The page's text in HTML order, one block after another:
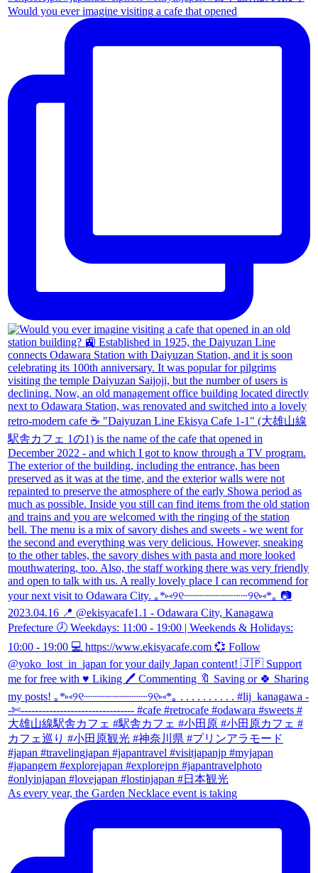
Would you ever imagine visiting a cafe that opened
As every year, the Garden Necklace event is taking